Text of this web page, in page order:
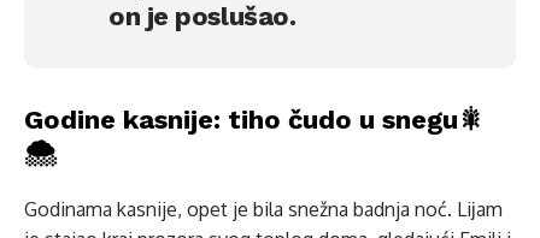
on je poslušao.
Godine kasnije: tiho čudo u snegu🎇
🌨️
Godinama kasnije, opet je bila snežna badnja noć. Liјam